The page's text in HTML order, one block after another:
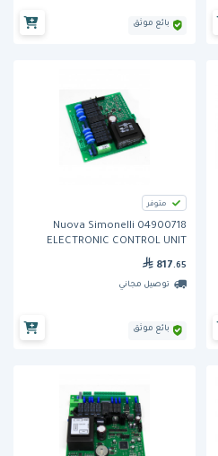
بائع موثق
متوفر
Nuova Simonelli 04900718
ELECTRONIC CONTROL UNIT
AURELIA
817 .65
توصيل مجاني
بائع موثق